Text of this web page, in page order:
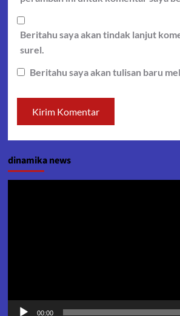
Beritahu saya akan tindak lanjut
surel.
Beritahu saya akan tulisan baru
dinamika news
00:00